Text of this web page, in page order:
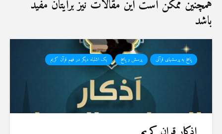
همچنین ممکن است این مقالات نیز برایتان مفید
باشد
پاسخ به پرسشهای قرآنی پرسش و پاسخ یک اشتباه دیگر در فهم قرآن کریم